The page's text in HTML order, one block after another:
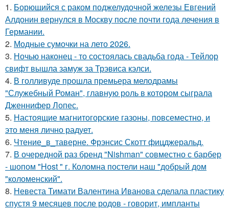
1. Борющийся с раком поджелудочной железы Евгений
Алдонин вернулся в Москву после почти года лечения в
Германии.
2. Модные сумочки на лето 2026.
3. Ночью наконец - то состоялась свадьба года - Тейлор
свифт вышла замуж за Трэвиса кэлси.
4. В голливуде прошла премьера мелодрамы
"Служебный Роман", главную роль в котором сыграла
Дженнифер Лопес.
5. Настоящие магнитогорские газоны, повсеместно, и
это меня лично радует.
6. Чтение_в_таверне. Фрэнсис Скотт фицджеральд.
7. В очередной раз бренд "Nishman" совместно с барбер
- шопом "Host " г. Коломна постели наш "добрый дом
"коломенский".
8. Невеста Тимати Валентина Иванова сделала пластику
спустя 9 месяцев после родов - говорит, импланты